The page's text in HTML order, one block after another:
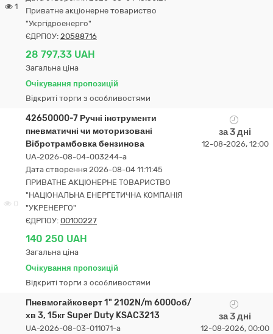
1
Приватне акціонерне товариство
"Укргідроенерго"
ЄДРПОУ: 20588716
28 797,33 UAH
Загальна ціна
Очікування пропозицій
Відкриті торги з особливостями
0
42650000-7 Ручні інструменти
пневматичні чи моторизовані
Вібротрамбовка бензинова
UA-2026-08-04-003244-a
Дата створення 2026-08-04 11:11:45
ПРИВАТНЕ АКЦІОНЕРНЕ ТОВАРИСТВО
"НАЦІОНАЛЬНА ЕНЕРГЕТИЧНА КОМПАНІЯ
"УКРЕНЕРГО"
ЄДРПОУ: 00100227
140 250 UAH
Загальна ціна
Очікування пропозицій
Відкриті торги з особливостями
за 3 дні
12-08-2026, 12:00
Пневмогайковерт 1" 2102N/m 6000об/
хв 3, 15кг Super Duty KSAC3213
UA-2026-08-03-011071-a
за 3 дні
12-08-2026, 00:00